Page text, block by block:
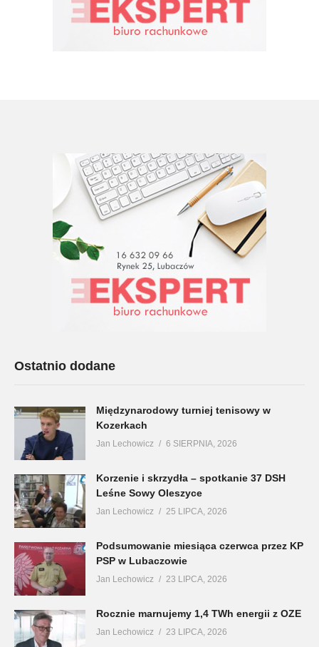
Ostatnio dodane
Międzynarodowy turniej tenisowy w
Kozerkach
Jan Lechowicz 6 SIERPNIA, 2026
Korzenie i skrzydła – spotkanie 37 DSH
Leśne Sowy Oleszyce
Jan Lechowicz 25 LIPCA, 2026
Podsumowanie miesiąca czerwca przez KP
PSP w Lubaczowie
Jan Lechowicz 23 LIPCA, 2026
Rocznie marnujemy 1,4 TWh energii z OZE
Jan Lechowicz 23 LIPCA, 2026